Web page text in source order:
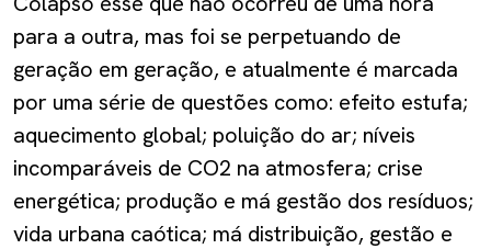
para a outra, mas foi se perpetuando de
geração em geração, e atualmente é marcada
por uma série de questões como: efeito estufa;
aquecimento global; poluição do ar; níveis
incomparáveis de CO2 na atmosfera; crise
energética; produção e má gestão dos resíduos;
vida urbana caótica; má distribuição, gestão e